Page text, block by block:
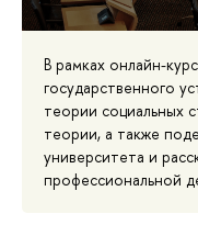
В рамках онлайн-
государственного
теории социальных
теории, а также
университета и
профессиональной